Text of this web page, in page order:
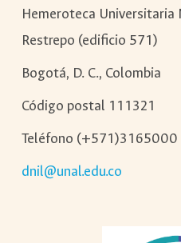
Hemeroteca Universitaria
Restrepo (edificio 571)
Bogotá, D. C., Colombia
Código postal 111321
Teléfono
dnil@unal.edu.co